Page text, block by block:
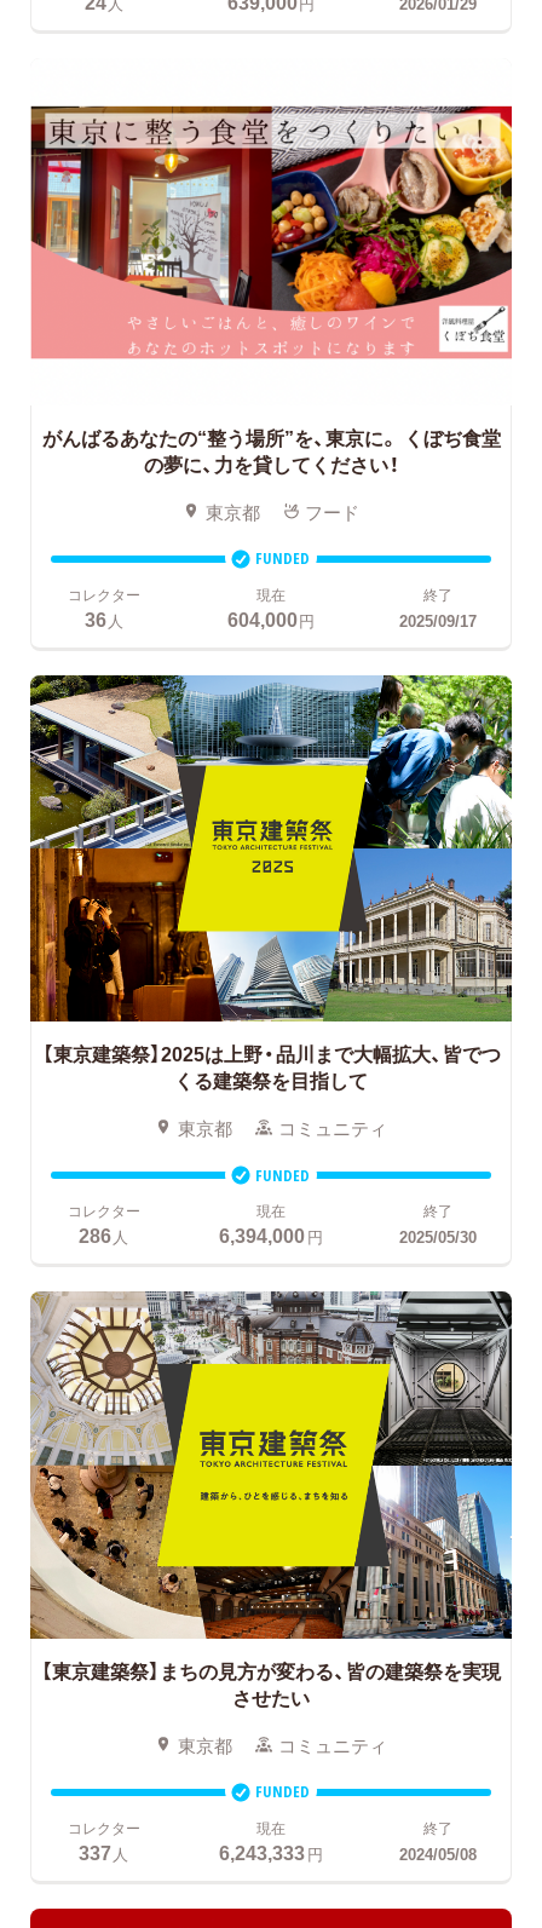
がんばるあなたの“整う場所”を、東京に。 くぼぢ食堂
の夢に、力を貸してください！
東京都 フード
FUNDED
コレクター
36 人
現在
604,000円
終了
2025/09/17
【東京建築祭】2025は上野・品川まで大幅拡大、皆でつ
くる建築祭を目指して
東京都 コミュニティ
FUNDED
コレクター
286人
現在
6,394,000円
終了
2025/05/30
【東京建築祭】まちの見方が変わる、皆の建築祭を実現
させたい
東京都 コミュニティ
FUNDED
コレクター
337 人
現在
6,243,333円
終了
2024/05/08